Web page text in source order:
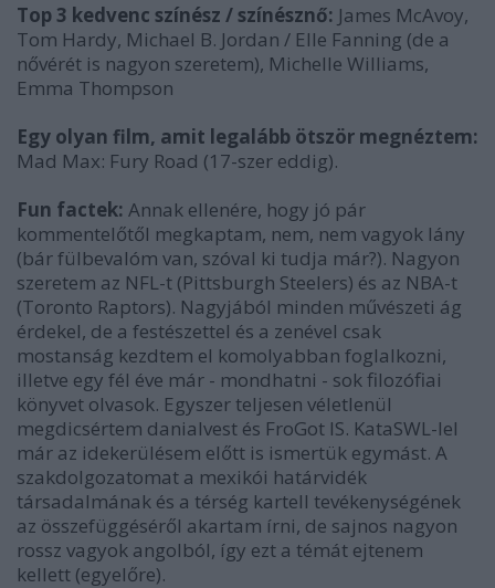
Top 3 kedvenc színész / színésznő: James McAvoy,
Tom Hardy, Michael B. Jordan / Elle Fanning (de a
nővérét is nagyon szeretem), Michelle Williams,
Emma Thompson
Egy olyan film, amit legalább ötször megnéztem:
Mad Max: Fury Road (17-szer eddig).
Fun factek: Annak ellenére, hogy jó pár
kommentelőtől megkaptam, nem, nem vagyok lány
(bár fülbevalóm van, szóval ki tudja már?). Nagyon
szeretem az NFL-t (Pittsburgh Steelers) és az NBA-t
(Toronto Raptors). Nagyjából minden művészeti ág
érdekel, de a festészettel és a zenével csak
mostanság kezdtem el komolyabban foglalkozni,
illetve egy fél éve már - mondhatni - sok filozófiai
könyvet olvasok. Egyszer teljesen véletlenül
megdicsértem danialvest és FroGot IS. KataSWL-lel
már az idekerülésem előtt is ismertük egymást. A
szakdolgozatomat a mexikói határvidék
társadalmának és a térség kartell tevékenységének
az összefüggéséről akartam írni, de sajnos nagyon
rossz vagyok angolból, így ezt a témát ejtenem
kellett (egyelőre).